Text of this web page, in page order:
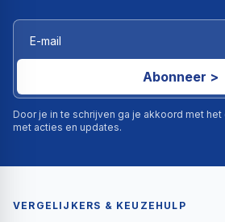
Abonneer >
Door je in te schrijven ga je akkoord met
met acties en updates.
VERGELIJKERS & KEUZEHULP